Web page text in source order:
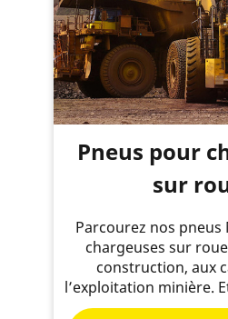
Pneus pour
sur
Parcourez nos pneus
chargeuses sur
construction, aux
l’exploitation minière.